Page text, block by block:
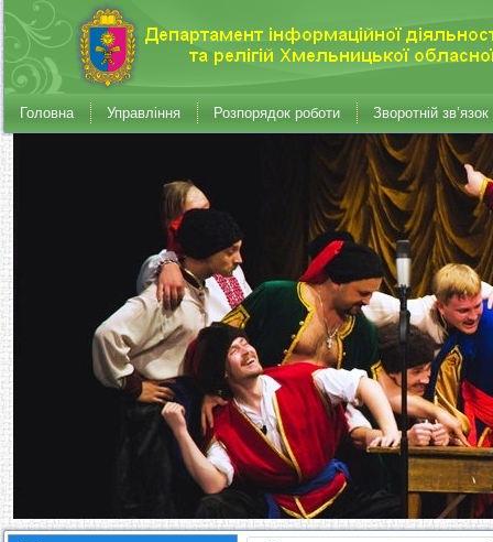
Головна Управління Розпорядок роботи Зворотній зв’язок